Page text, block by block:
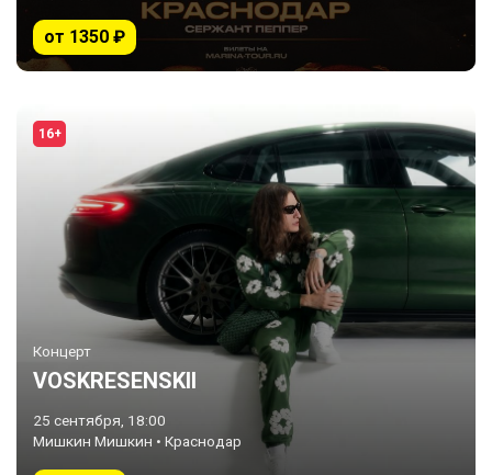
от 1350 ₽
16+
Концерт
VOSKRESENSKII
25 сентября, 18:00
Мишкин Мишкин • Краснодар